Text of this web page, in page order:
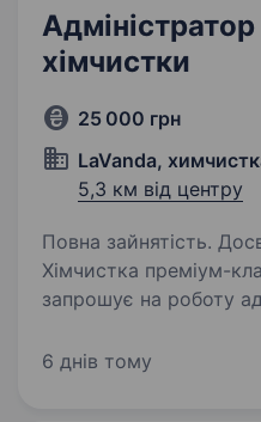
хімчистки
25 000 грн
LaVanda,
5,3 км від центру
Повна зайнятість.
Хімчистка преміум-
запрошує на роботу
оволодіти практичною
6 днів тому